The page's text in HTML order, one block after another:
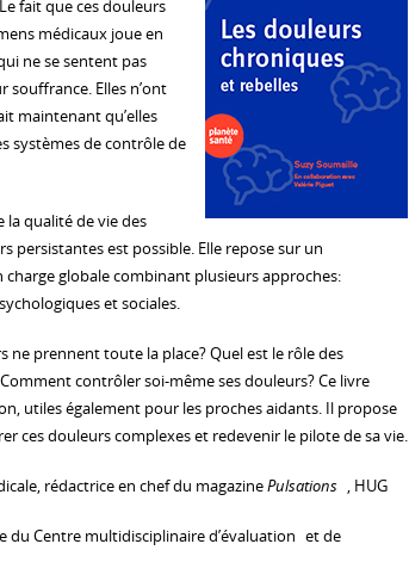
fait que ces douleurs
médicaux joue en
ne se sentent pas
souffrance. Elles n’ont
maintenant qu’elles
systèmes de contrôle de
la qualité de vie des
persistantes est possible. Elle repose sur un
globale combinant plusieurs approches:
et sociales.
ne prennent toute la place? Quel est le rôle des
contrôler soi-même ses douleurs? Ce livre
utiles également pour les proches aidants. Il propose
ces douleurs complexes et redevenir le pilote de sa vie.
rédactrice en chef du magazinePulsations , HUG
du Centre multidisciplinaire d’évaluation et de